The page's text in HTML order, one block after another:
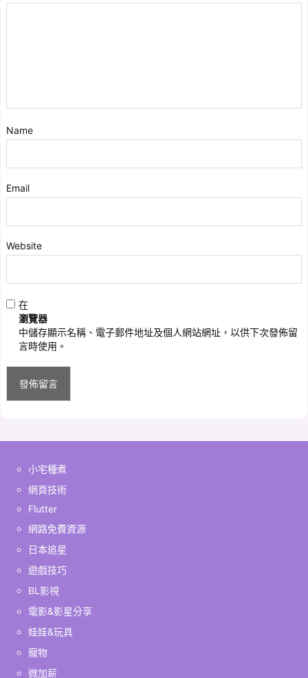
Name
Email
Website
在
瀏覽器
中儲存顯示名稱、電子郵件地址及個人網站網址，以供下次發佈留
言時使用。
小宅種煮
網頁技術
Flutter
網路免費資源
日本追星
遊戲技巧
BL影視
電影&影星分享
娃娃&玩具
寵物
微加薪